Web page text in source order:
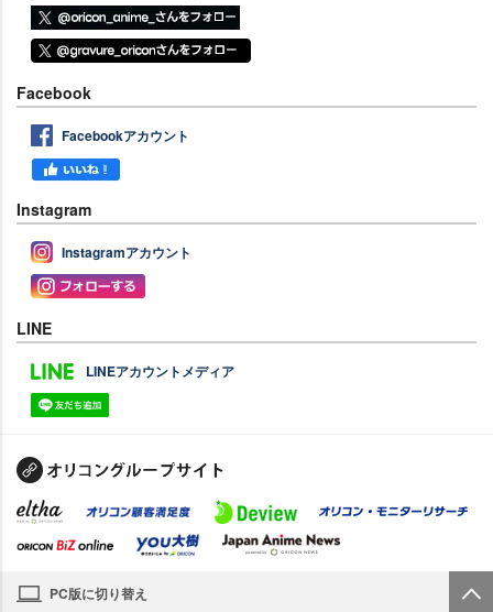
Facebook
Facebookアカウント
Instagram
Instagramアカウント
LINE
LINEアカウントメディア
PC版に切り替え